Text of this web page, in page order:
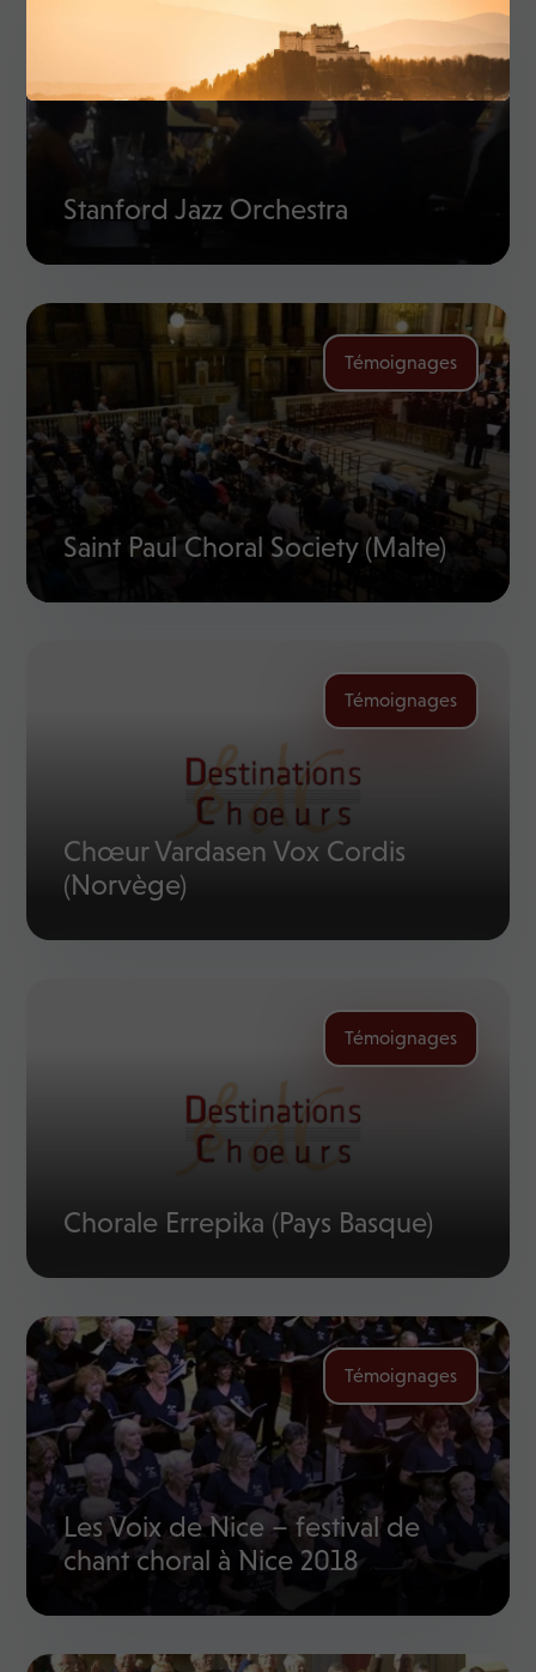
Témoignages
Stanford Jazz Orchestra
Témoignages
Saint Paul Choral Society (Malte)
Témoignages
Chœur Vardasen Vox Cordis
(Norvège)
Témoignages
Chorale Errepika (Pays Basque)
Témoignages
Les Voix de Nice – festival de
chant choral à Nice 2018